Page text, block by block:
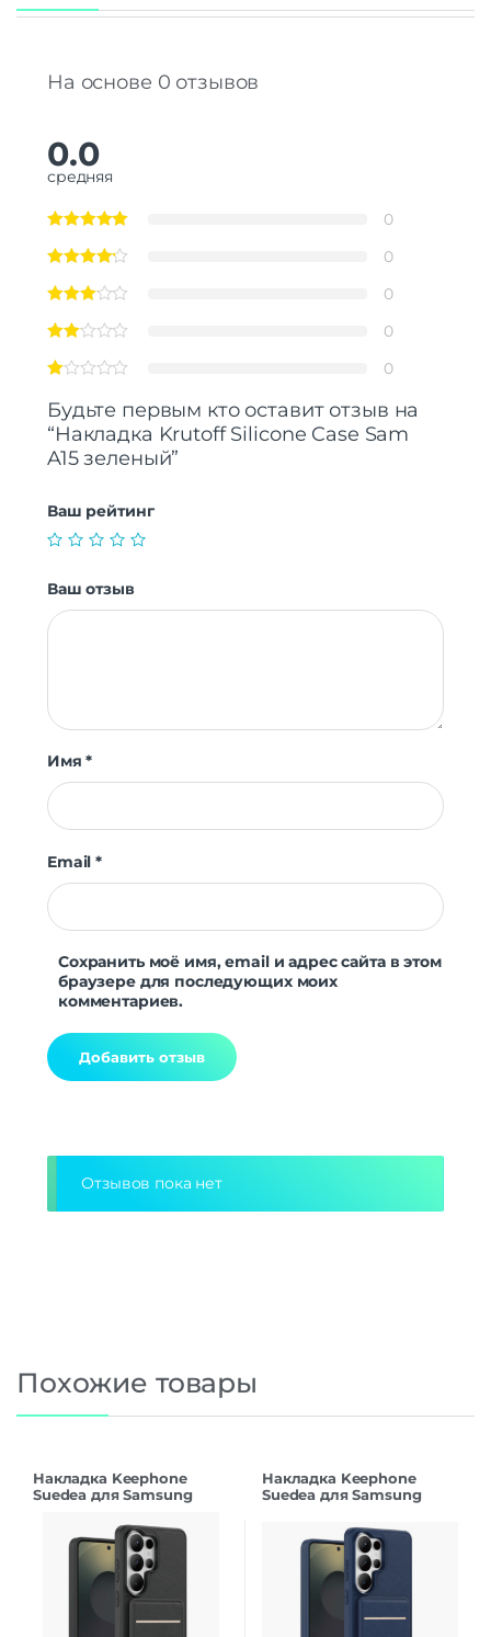
На основе 0 отзывов
0.0
средняя
0
0
0
0
0
Будьте первым кто оставит отзыв на
“Накладка Krutoff Silicone Case Sam
A15 зеленый”
Ваш рейтинг
Ваш отзыв
Имя*
Email*
Сохранить моё имя, email и адрес сайта в этом
браузере для последующих моих
комментариев.
Отзывов пока нет
Похожие товары
Накладка Keephone
Suedea для Samsung
Накладка Keephone
Suedea для Samsung